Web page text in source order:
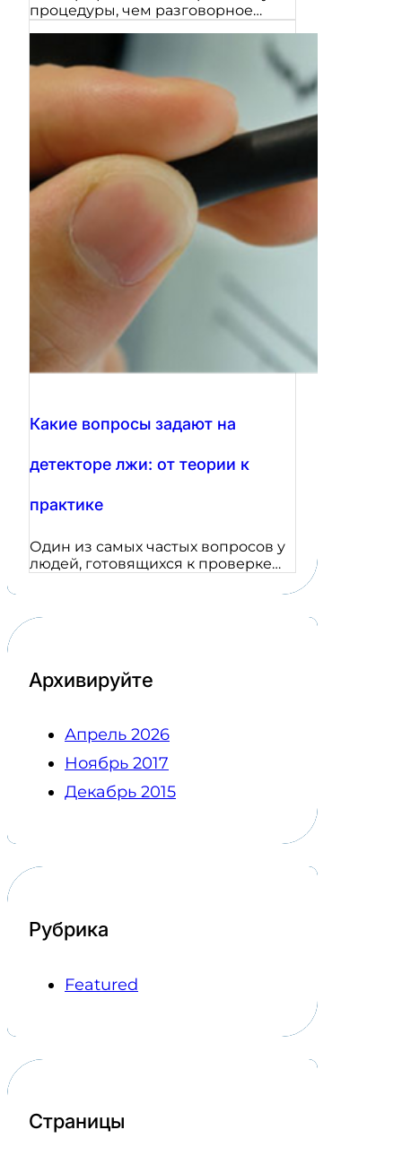
процедуры, чем разговорное…
Какие вопросы задают на
детекторе лжи: от теории к
практике
Один из самых частых вопросов у
людей, готовящихся к проверке…
Архивируйте
Апрель 2026
Ноябрь 2017
Декабрь 2015
Рубрика
Featured
Страницы